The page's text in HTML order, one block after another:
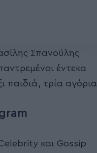
Σπανούλης
έντεκα
παιδιά, τρία αγόρια
και Gossip